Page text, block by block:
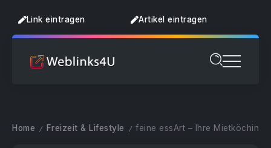
Link eintragen Artikel eintragen
Home / Freizeit & Lifestyle / feine essArt – Ihre Mietköchin